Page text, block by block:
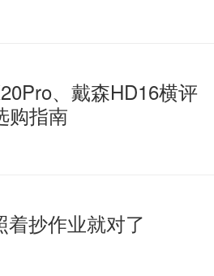
、戴森HD16横评
购指南
抄作业就对了